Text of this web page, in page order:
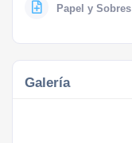
Papel y Sobres
Galería